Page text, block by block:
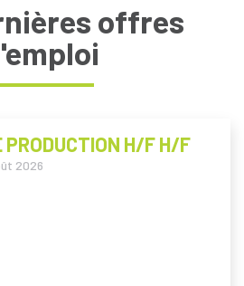
offres
PRODUCTION H/F H/F
2026